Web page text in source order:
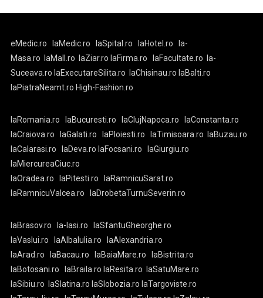
eMedic.ro laMedic.ro laSpital.ro laHotel.ro
la-
Masa.ro
laMall.ro laZiar.ro laFirma.ro laFacultate.ro
la-
Suceava.ro laExecutareSilita.ro laChisinau.ro laBalti.ro
laPiatraNeamt.ro High-Fashion.ro
laRomania.ro laBucuresti.ro laClujNapoca.ro
laConstanta.ro
laCraiova.ro
laGalati.ro laPloiesti.ro laTimisoara.ro
laBuzau.ro
laCalarasi.ro
laDeva.ro laFocsani.ro
laGiurgiu.ro
laMiercureaCiuc.ro
laOradea.ro
laPitesti.ro
laRamnicuSarat.ro
laRamnicuValcea.ro
laDrobetaTurnuSeverin.ro
laBrasov.ro la-Iasi.ro
laSfantuGheorghe.ro
laVaslui.ro
laAlbaIulia.ro
laAlexandria.ro
laArad.ro
laBacau.ro laBaiaMare.ro
laBistrita.ro
laBotosani.ro
laBraila.ro laResita.ro
laSatuMare.ro
laSibiu.ro
laSlatina.ro laSlobozia.ro laTargoviste.ro